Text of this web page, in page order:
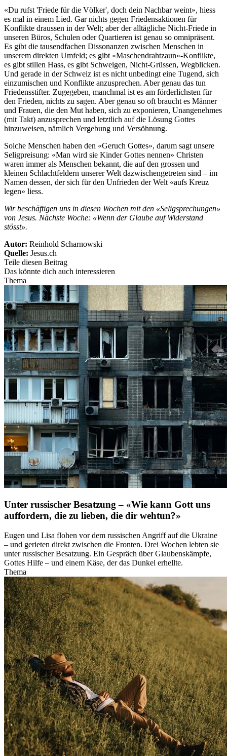
«Du rufst 'Friede für die Völker', doch dein Nachbar weint», hiess
es mal in einem Lied. Gar nichts gegen Friedensaktionen für
Konflikte draussen in der Welt; aber der alltägliche Nicht-Friede in
unseren Büros, Schulen oder Quartieren ist genau so omnipräsent.
Es gibt die tausendfachen Dissonanzen zwischen Menschen in
unserem direkten Umfeld; es gibt «Maschendrahtzaun»-Konflikte,
es gibt stillen Hass, es gibt Schweigen, Nicht-Grüssen, Wegblicken.
Und gerade in der Schweiz ist es nicht unbedingt eine Tugend, sich
einzumischen und Konflikte anzusprechen. Aber genau das tun
Friedensstifter. Zugegeben, manchmal ist es am förderlichsten für
den Frieden, nichts zu sagen. Aber genau so oft braucht es Männer
und Frauen, die den Mut haben, sich zu exponieren, Unangenehmes
(mit Takt) anzusprechen und letztlich auf die Lösung Gottes
hinzuweisen, nämlich Vergebung und Versöhnung.
Solche Menschen haben den «Geruch Gottes», darum sagt unsere
Seligpreisung: «Man wird sie Kinder Gottes nennen» Christen
waren immer als Menschen bekannt, die auf den grossen und
kleinen Schlachtfeldern unserer Welt dazwischengetreten sind – im
Namen dessen, der sich für den Unfrieden der Welt «aufs Kreuz
legen» liess.
Wir beschäftigen uns in diesen Wochen mit den «Seligsprechungen»
von Jesus. Nächste Woche: «Wenn der Glaube auf Widerstand
stösst».
Autor: Reinhold Scharnowski
Quelle: Jesus.ch
Teile diesen Beitrag
Das könnte dich auch interessieren
Thema
Unter russischer Besatzung – «Wie kann Gott uns
auffordern, die zu lieben, die dir wehtun?»
Eugen und Lisa flohen vor dem russischen Angriff auf die Ukraine
– und gerieten direkt zwischen die Fronten. Drei Wochen lebten sie
unter russischer Besatzung. Ein Gespräch über Glaubenskämpfe,
Gottes Hilfe – und einem Käse, der das Dunkel erhellte.
Thema